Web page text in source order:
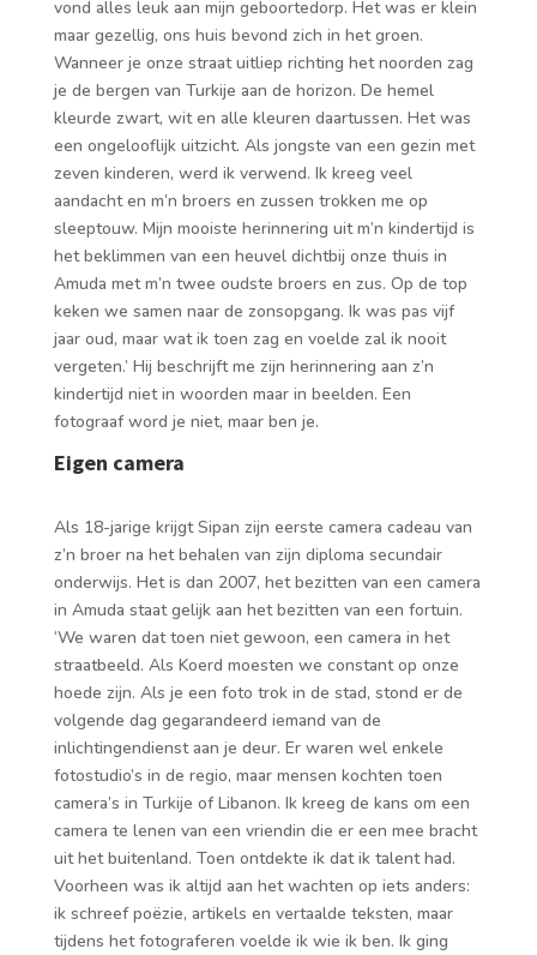
vond alles leuk aan mijn geboortedorp. Het was er klein
maar gezellig, ons huis bevond zich in het groen.
Wanneer je onze straat uitliep richting het noorden zag
je de bergen van Turkije aan de horizon. De hemel
kleurde zwart, wit en alle kleuren daartussen. Het was
een ongelooflijk uitzicht. Als jongste van een gezin met
zeven kinderen, werd ik verwend. Ik kreeg veel
aandacht en m’n broers en zussen trokken me op
sleeptouw. Mijn mooiste herinnering uit m’n kindertijd is
het beklimmen van een heuvel dichtbij onze thuis in
Amuda met m’n twee oudste broers en zus. Op de top
keken we samen naar de zonsopgang. Ik was pas vijf
jaar oud, maar wat ik toen zag en voelde zal ik nooit
vergeten.’ Hij beschrijft me zijn herinnering aan z’n
kindertijd niet in woorden maar in beelden. Een
fotograaf word je niet, maar ben je.
Eigen camera
Als 18-jarige krijgt Sipan zijn eerste camera cadeau van
z’n broer na het behalen van zijn diploma secundair
onderwijs. Het is dan 2007, het bezitten van een camera
in Amuda staat gelijk aan het bezitten van een fortuin.
‘We waren dat toen niet gewoon, een camera in het
straatbeeld. Als Koerd moesten we constant op onze
hoede zijn. Als je een foto trok in de stad, stond er de
volgende dag gegarandeerd iemand van de
inlichtingendienst aan je deur. Er waren wel enkele
fotostudio’s in de regio, maar mensen kochten toen
camera’s in Turkije of Libanon. Ik kreeg de kans om een
camera te lenen van een vriendin die er een mee bracht
uit het buitenland. Toen ontdekte ik dat ik talent had.
Voorheen was ik altijd aan het wachten op iets anders:
ik schreef poëzie, artikels en vertaalde teksten, maar
tijdens het fotograferen voelde ik wie ik ben. Ik ging